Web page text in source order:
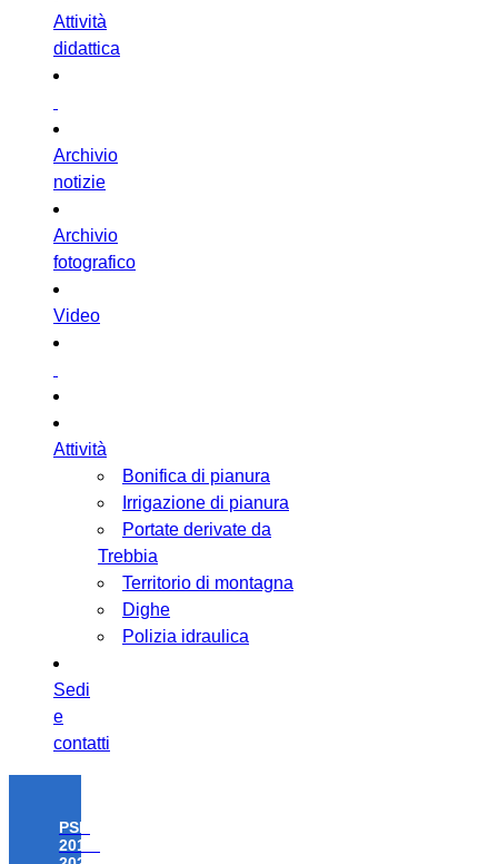
Attività
didattica
Archivio
notizie
Archivio
fotografico
Video
Attività
Bonifica di pianura
Irrigazione di pianura
Portate derivate da
Trebbia
Territorio di montagna
Dighe
Polizia idraulica
Sedi
e
contatti
PSR
2014-